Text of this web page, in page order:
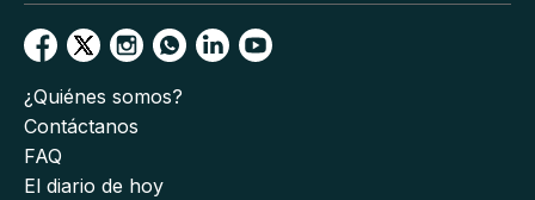
¿Quiénes somos?
Contáctanos
FAQ
El diario de hoy